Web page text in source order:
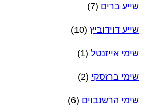
שייע ברים (7)
שייע דוידוביץ (10)
שימי אייזנטל (1)
שימי ברזסקי (2)
שימי הרשנבוים (6)